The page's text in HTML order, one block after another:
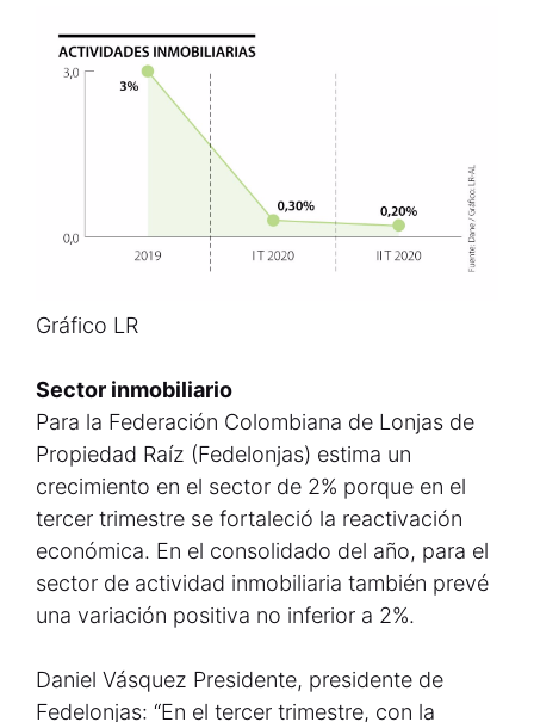
Gráfico LR
Sector inmobiliario
Para la Federación Colombiana de Lonjas de
Propiedad Raíz (Fedelonjas) estima un
crecimiento en el sector de 2% porque en el
tercer trimestre se fortaleció la reactivación
económica. En el consolidado del año, para el
sector de actividad inmobiliaria también prevé
una variación positiva no inferior a 2%.
Daniel Vásquez Presidente, presidente de
Fedelonjas: “En el tercer trimestre, con la